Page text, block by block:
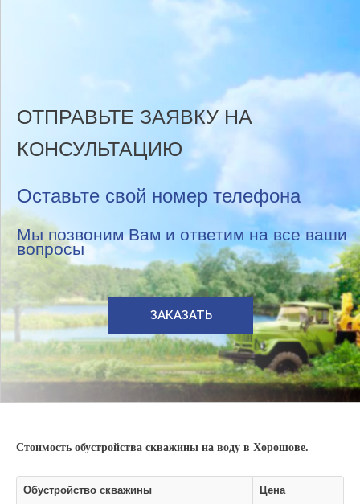
ОТПРАВЬТЕ ЗАЯВКУ НА
КОНСУЛЬТАЦИЮ
Оставьте свой номер телефона
Мы позвоним Вам и ответим на все ваши
вопросы
ЗАКАЗАТЬ
Стоимость обустройства скважины на воду в Хорошове.
Обустройство скважины Цена